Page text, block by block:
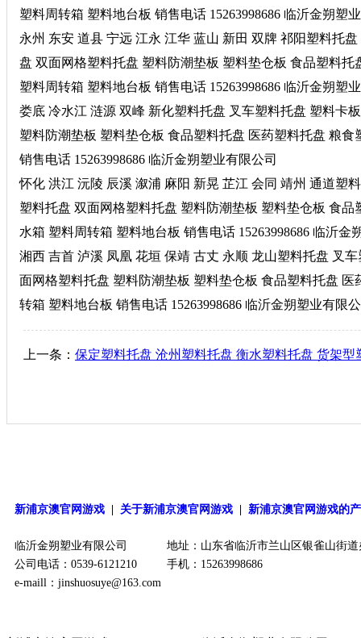
塑料周转箱 塑料地台板 销售电话 15263998686 临沂金朔塑
永州 东安 道县 宁远 江永 江华 蓝山 新田 双牌 祁阳塑料托
盘 双面网格塑料托盘 塑料防潮垫板 塑料垫仓板 食品塑料
塑料周转箱 塑料地台板 销售电话 15263998686 临沂金朔塑
娄底 冷水江 涟源 双峰 新化塑料托盘 叉车塑料托盘 塑料卡
塑料防潮垫板 塑料垫仓板 食品塑料托盘 医药塑料托盘 粮
销售电话 15263998686 临沂金朔塑业有限公司
怀化 洪江 沅陵 辰溪 溆浦 麻阳 新晃 芷江 会同 靖州 通道塑
塑料托盘 双面网格塑料托盘 塑料防潮垫板 塑料垫仓板 食
水箱 塑料周转箱 塑料地台板 销售电话 15263998686 临沂金
湘西 吉首 泸溪 凤凰 花垣 保靖 古丈 永顺 龙山塑料托盘 叉
面网格塑料托盘 塑料防潮垫板 塑料垫仓板 食品塑料托盘
转箱 塑料地台板 销售电话 15263998686 临沂金朔塑业有限
上一条： 保定塑料托盘 沧州塑料托盘 衡水塑料托盘 货架型
新浦京澳官网游戏 关于新浦京澳官网游戏 新浦京澳官网游戏的
临沂金朔塑业有限公司
地址：山东省临沂市兰山区银雀山街
公司电话：0539-6121210
手机：15263998686
e-maill： jinshuosuye@163.com